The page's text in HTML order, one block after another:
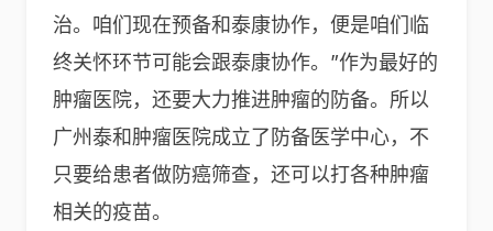
治。咱们现在预备和泰康协作，便是咱们临
终关怀环节可能会跟泰康协作。”作为最好的
肿瘤医院，还要大力推进肿瘤的防备。所以
广州泰和肿瘤医院成立了防备医学中心，不
只要给患者做防癌筛查，还可以打各种肿瘤
相关的疫苗。